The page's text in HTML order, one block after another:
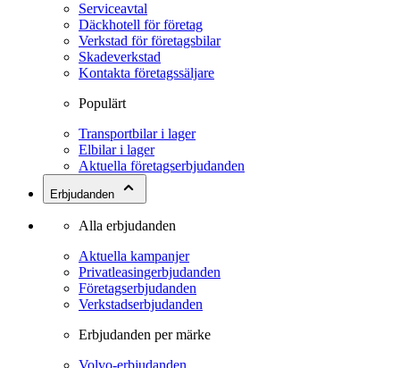
Serviceavtal
Däckhotell för företag
Verkstad för företagsbilar
Skadeverkstad
Kontakta företagssäljare
Populärt
Transportbilar i lager
Elbilar i lager
Aktuella företagserbjudanden
Erbjudanden
Alla erbjudanden
Aktuella kampanjer
Privatleasingerbjudanden
Företagserbjudanden
Verkstadserbjudanden
Erbjudanden per märke
Volvo-erbjudanden